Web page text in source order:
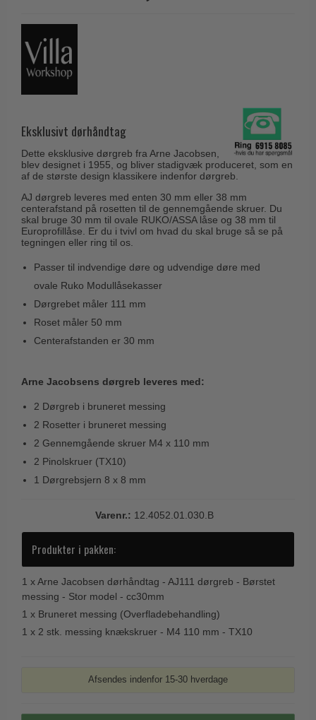
Gio Ponti LAMA
Medici dørgreb
Østerbro træ dørgreb
Dørgreb Buster+Punch
Formani dørgreb
FSB dørgreb
Turnstyle Designs Dørgreb
Paskvilgreb - Terrasse
Trædørgreb på Langskilt
Brevindkast
Ringetryk
Postkasser
Knager & Kroge
Hattehylder
Kahytskrog
Messing pudsemiddel
Turnstyle Designs
RANDI dørgreb
Samuel Heath produkter
Sibes Metall
Søe-Jensen & Co.
Valli & Valli dørgreb
YOUNG dørgreb
VONSILD Møbelgreb
Eksklusivt dørhåndtag
Dette eksklusive dørgreb fra Arne Jacobsen,
blev designet i 1955, og bliver stadigvæk produceret, som en
af de største design klassikere indenfor dørgreb.
AJ dørgreb leveres med enten 30 mm eller 38 mm
centerafstand på rosetten til de gennemgående skruer. Du
skal bruge 30 mm til ovale RUKO/ASSA låse og 38 mm til
Europrofillåse. Er du i tvivl om hvad du skal bruge så se på
tegningen eller ring til os.
Passer til indvendige døre og udvendige døre med
ovale Ruko Modullåsekasser
Dørgrebet måler 111 mm
Roset måler 50 mm
Centerafstanden er 30 mm
Arne Jacobsens dørgreb leveres med:
2 Dørgreb i bruneret messing
2 Rosetter i bruneret messing
2 Gennemgående skruer M4 x 110 mm
2 Pinolskruer (TX10)
1 Dørgrebsjern 8 x 8 mm
Varenr.: 12.4052.01.030.B
Produkter i pakken:
1 xArne Jacobsen dørhåndtag - AJ111 dørgreb - Børstet
messing - Stor model - cc30mm
1 x Bruneret messing (Overfladebehandling)
1 x 2 stk. messing knækskruer - M4 110 mm - TX10
Afsendes indenfor 15-30 hverdage